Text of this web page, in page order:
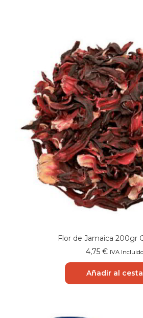
Flor de Jamaica 200gr
4,75 € IVA Incluido
Añadir al cesta